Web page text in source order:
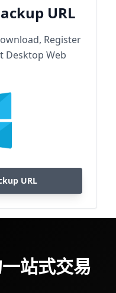
URL
Register
Desktop Web
URL
站式交易